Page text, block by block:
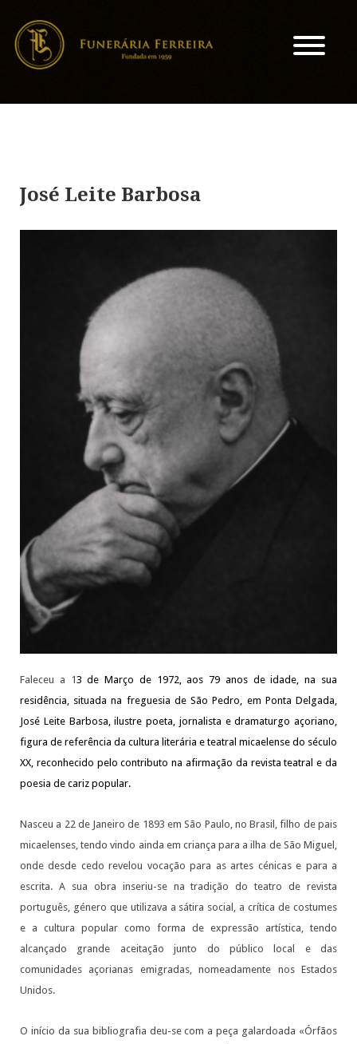
José Leite Barbosa
Faleceu a 13 de Março de 1972, aos 79 anos de idade, na sua
residência, situada na freguesia de São Pedro, em Ponta Delgada,
José Leite Barbosa, ilustre poeta, jornalista e dramaturgo açoriano,
figura de referência da cultura literária e teatral micaelense do século
XX, reconhecido pelo contributo na afirmação da revista teatral e da
poesia de cariz popular.
Nasceu a 22 de Janeiro de 1893 em São Paulo, no Brasil, filho de pais
micaelenses, tendo vindo ainda em criança para a ilha de São Miguel,
onde desde cedo revelou vocação para as artes cénicas e para a
escrita. A sua obra inseriu-se na tradição do teatro de revista
português, género que utilizava a sátira social, a crítica de costumes
e a cultura popular como forma de expressão artística, tendo
alcançado grande aceitação junto do público local e das
comunidades açorianas emigradas, nomeadamente nos Estados
Unidos.
O início da sua bibliografia deu-se com a peça galardoada «Órfãos